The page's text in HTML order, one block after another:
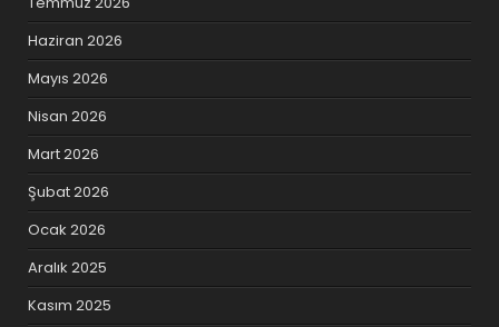
Haziran 2026
Mayıs 2026
Nisan 2026
Mart 2026
Şubat 2026
Ocak 2026
Aralık 2025
Kasım 2025